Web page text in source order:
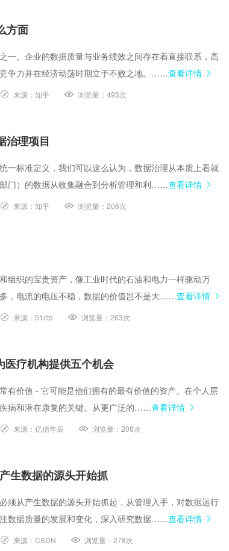
方面
一。企业的数据质量与业务绩效之间存在着直接联系，高
争力并在经济动荡时期立于不败之地。……查看详情
来源： 知乎 浏览量： 493次
治理项目
一标准定义，我们可以这么认为，数据治理从本质上看就
门）的数据从收集融合到分析管理和利……查看详情
来源： 知乎 浏览量： 206次
组织的宝贵资产，像工业时代的石油和电力一样驱动万
，电流的电压不稳，数据的价值岂不是大……查看详情
来源： 51cto 浏览量： 263次
医疗机构提供五个机会
有价值 - 它可能是他们拥有的最有价值的资产。在个人层
病和潜在康复的关键。从更广泛的……查看详情
来源： 亿信华辰 浏览量： 208次
生数据的源头开始抓
须从产生数据的源头开始抓起，从管理入手，对数据运行
数据质量的发展和变化，深入研究数据……查看详情
来源： CSDN 浏览量： 278次